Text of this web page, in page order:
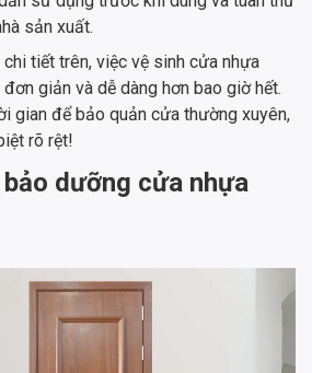
sản xuất.
tiết trên, việc vệ sinh cửa nhựa
giản và dễ dàng hơn bao giờ hết.
gian để bảo quản cửa thường xuyên,
rõ rệt!
dưỡng cửa nhựa